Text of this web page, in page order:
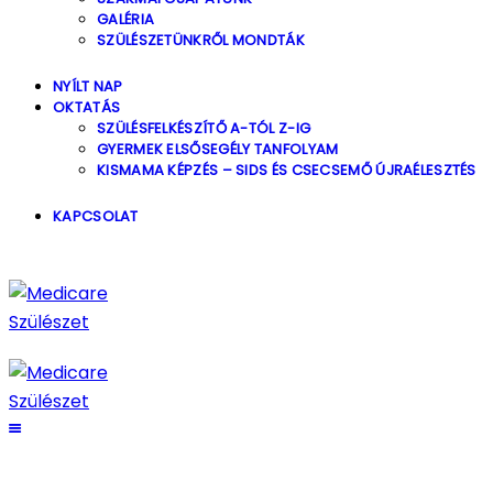
GALÉRIA
SZÜLÉSZETÜNKRŐL MONDTÁK
NYÍLT NAP
OKTATÁS
SZÜLÉSFELKÉSZÍTŐ A-TÓL Z-IG
GYERMEK ELSŐSEGÉLY TANFOLYAM
KISMAMA KÉPZÉS – SIDS ÉS CSECSEMŐ ÚJRAÉLESZTÉS
KAPCSOLAT